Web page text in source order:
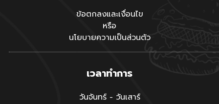
ข้อตกลงและเงื่อนไข
หรือ
นโยบายความเป็นส่วนตัว
เวลาทำการ
วันจันทร์ - วันเสาร์